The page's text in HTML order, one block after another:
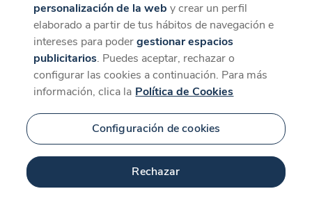
personalización de la web y crear un perfil
elaborado a partir de tus hábitos de navegación e
intereses para podergestionar espacios
publicitarios. Puedes aceptar, rechazar o
configurar las cookies a continuación. Para más
información, clica la Política de Cookies
Configuración de cookies
Rechazar